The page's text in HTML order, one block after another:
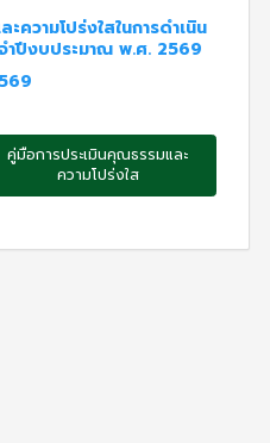
ความโปร่งใสในการดำเนิน
ำปีงบประมาณ พ.ศ. 2569
คู่มือการประเมินคุณธรรมและ
ความโปร่งใส